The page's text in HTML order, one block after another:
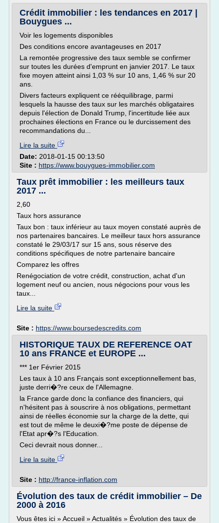
Crédit immobilier : les tendances en 2017 |
Bouygues ...
Voir les logements disponibles
Des conditions encore avantageuses en 2017
La remontée progressive des taux semble se confirmer
sur toutes les durées d'emprunt en janvier 2017. Le taux
fixe moyen atteint ainsi 1,03 % sur 10 ans, 1,46 % sur 20
ans.
Divers facteurs expliquent ce rééquilibrage, parmi
lesquels la hausse des taux sur les marchés obligataires
depuis l'élection de Donald Trump, l'incertitude liée aux
prochaines élections en France ou le durcissement des
recommandations du...
Lire la suite
Date: 2018-01-15 00:13:50
Site : https://www.bouygues-immobilier.com
Taux prêt immobilier : les meilleurs taux
2017 ...
2,60
Taux hors assurance
Taux bon : taux inférieur au taux moyen constaté auprès de
nos partenaires bancaires. Le meilleur taux hors assurance
constaté le 29/03/17 sur 15 ans, sous réserve des
conditions spécifiques de notre partenaire bancaire
Comparez les offres
Renégociation de votre crédit, construction, achat d'un
logement neuf ou ancien, nous négocions pour vous les
taux...
Lire la suite
Site : https://www.boursedescredits.com
HISTORIQUE TAUX DE REFERENCE OAT
10 ans FRANCE et EUROPE ...
*** 1er Février 2015
Les taux à 10 ans Français sont exceptionnellement bas,
juste derri�?re ceux de l'Allemagne.
la France garde donc la confiance des financiers, qui
n'hésitent pas à souscrire à nos obligations, permettant
ainsi de réelles économie sur la charge de la dette, qui
est tout de même le deuxi�?me poste de dépense de
l'Etat apr�?s l'Education.
Ceci devrait nous donner...
Lire la suite
Site : http://france-inflation.com
Évolution des taux de crédit immobilier – De
2000 à 2016
Vous êtes ici » Accueil » Actualités » Évolution des taux de